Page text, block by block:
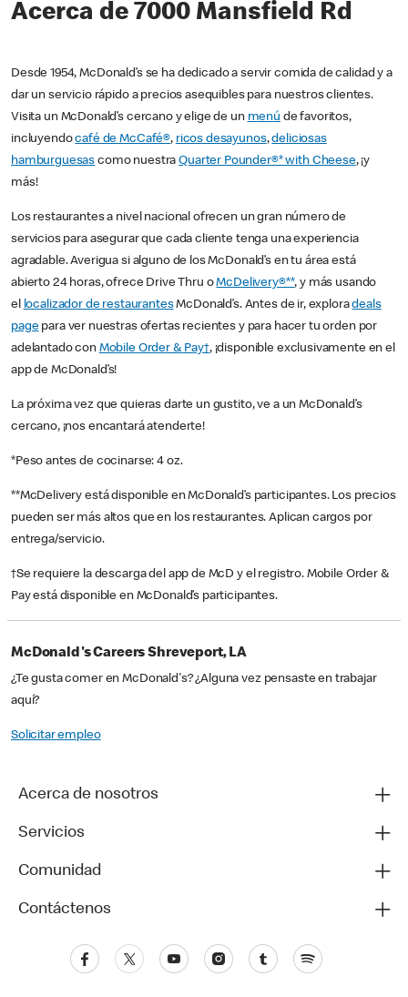
Acerca de 7000 Mansfield Rd
Desde 1954, McDonald’s se ha dedicado a servir comida de calidad y a
dar un servicio rápido a precios asequibles para nuestros clientes.
Visita un McDonald’s cercano y elige de un menú de favoritos,
incluyendocafé de McCafé®, ricos desayunos,deliciosas
hamburguesas como nuestraQuarter Pounder®* with Cheese, ¡y
más!
Los restaurantes a nivel nacional ofrecen un gran número de
servicios para asegurar que cada cliente tenga una experiencia
agradable. Averigua si alguno de los McDonald’s en tu área está
abierto 24 horas, ofrece Drive Thru oMcDelivery®**, y más usando
el localizador de restaurantesMcDonald’s. Antes de ir, exploradeals
pagepara ver nuestras ofertas recientes y para hacer tu orden por
adelantado con Mobile Order & Pay†, ¡disponible exclusivamente en el
app de McDonald’s!
La próxima vez que quieras darte un gustito, ve a un McDonald’s
cercano, ¡nos encantará atenderte!
*Peso antes de cocinarse: 4 oz.
**McDelivery está disponible en McDonald’s participantes. Los precios
pueden ser más altos que en los restaurantes. Aplican cargos por
entrega/servicio.
†Se requiere la descarga del app de McD y el registro. Mobile Order &
Pay está disponible en McDonald’s participantes.
McDonald's Careers Shreveport, LA
¿Te gusta comer en McDonald's? ¿Alguna vez pensaste en trabajar
aquí?
Solicitar empleo
Acerca de nosotros
Servicios
Comunidad
Contáctenos